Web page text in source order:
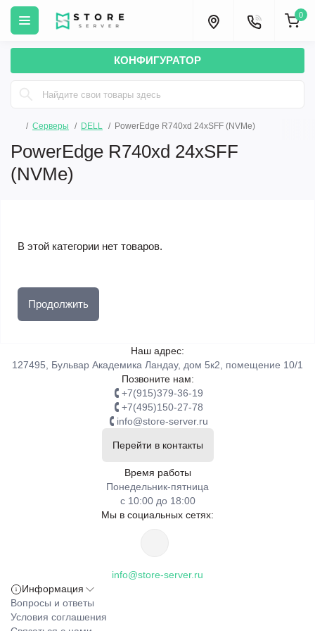
КОНФИГУРАТОР
0
Серверы DELL PowerEdge R740xd 24xSFF (NVMe)
PowerEdge R740xd 24xSFF
(NVMe)
В этой категории нет товаров.
Продолжить
Наш адрес:
127495, Бульвар Академика Ландау, дом 5к2, помещение 10/1
Позвоните нам:
+7(915)379-36-19
+7(495)150-27-78
info@store-server.ru
Перейти в контакты
Время работы
Понедельник-пятница
с 10:00 до 18:00
Мы в социальных сетях:
info@store-server.ru
Информация
Вопросы и ответы
Условия соглашения